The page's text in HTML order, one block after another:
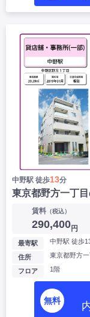
中野駅 徒歩13分
東京都野方一丁
賃料（税込）
290,400円
最寄駅 中野駅 徒歩
住所 東京都野方一
フロア 1階
無料